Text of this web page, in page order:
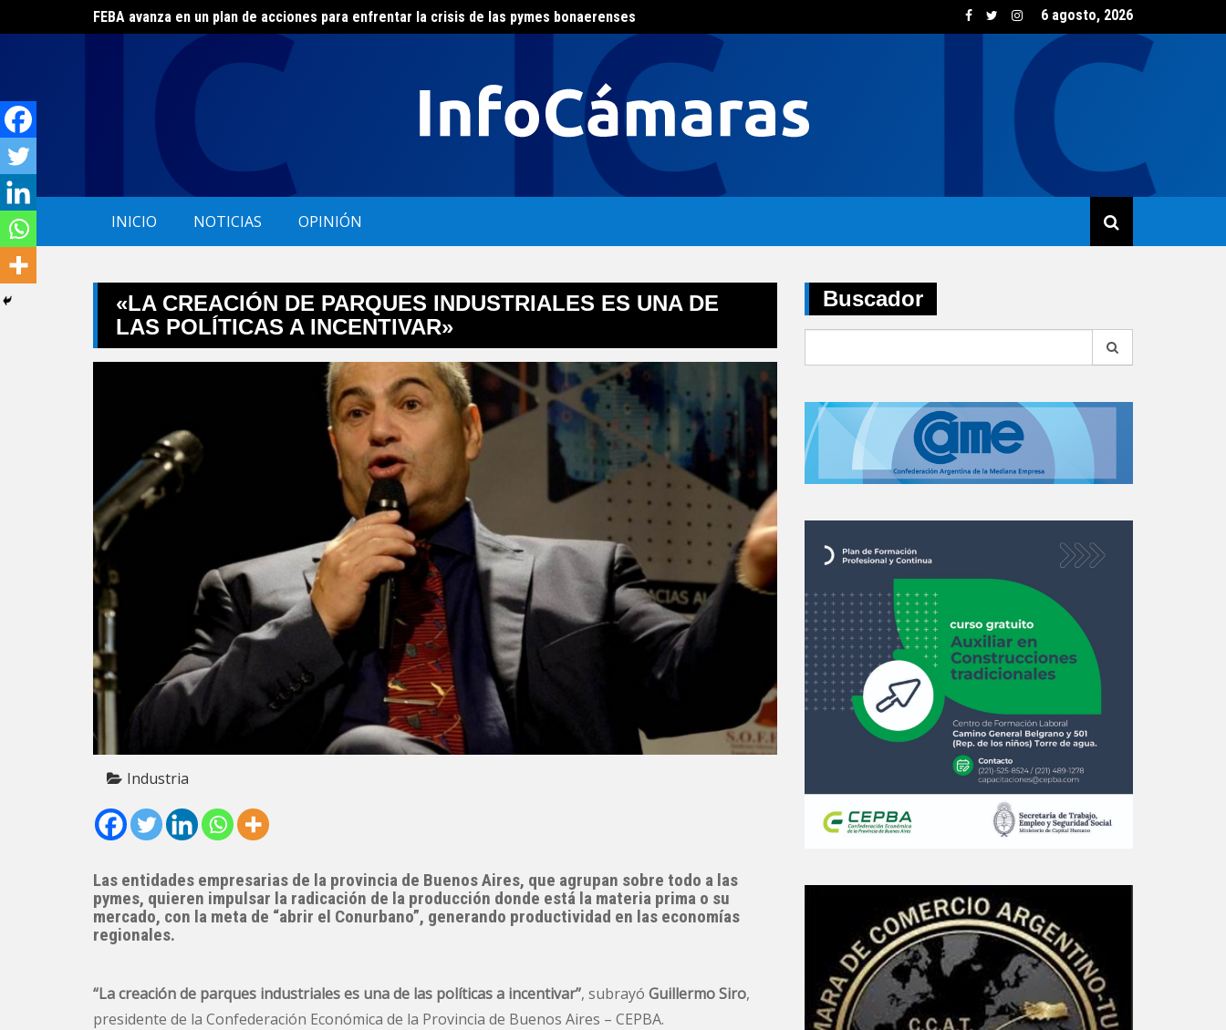
to
El ERAS continúa con el beneficio de la tarifa social del agua
El consumo de vino creció un 5,8% en junio impulsado por las opciones
6 agosto, 2026
INICIO NOTICIAS OPINIÓN
«LA CREACIÓN DE PARQUES INDUSTRIALES ES UNA DE
LAS POLÍTICAS A INCENTIVAR»
Industria
Las entidades empresarias de la provincia de Buenos Aires, que agrupan sobre todo a las
pymes, quieren impulsar la radicación de la producción donde está la materia prima o su
mercado, con la meta de “abrir el Conurbano”, generando productividad en las economías
regionales.
“La creación de parques industriales es una de las políticas a incentivar”, subrayó Guillermo Siro,
presidente de la Confederación Económica de la Provincia de Buenos Aires – CEPBA.
Buscador